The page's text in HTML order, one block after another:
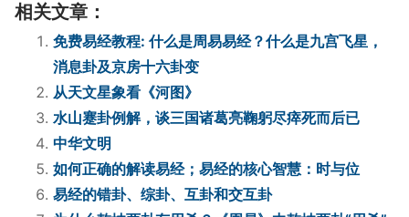
相关文章：
免费易经教程: 什么是周易易经？什么是九宫飞星，
消息卦及京房十六卦变
从天文星象看《河图》
水山蹇卦例解，谈三国诸葛亮鞠躬尽瘁死而后已
中华文明
如何正确的解读易经；易经的核心智慧：时与位
易经的错卦、综卦、互卦和交互卦